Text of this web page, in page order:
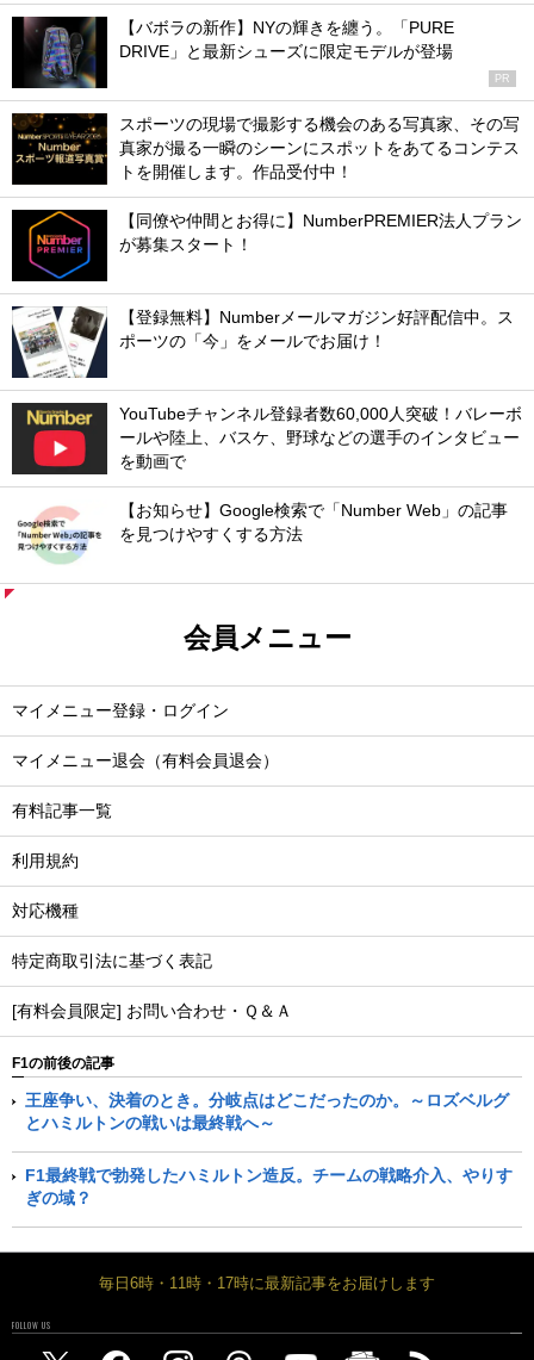
【バボラの新作】NYの輝きを纏う。「PURE
DRIVE」と最新シューズに限定モデルが登場
PR
スポーツの現場で撮影する機会のある写真家、その写
真家が撮る一瞬のシーンにスポットをあてるコンテス
トを開催します。作品受付中！
【同僚や仲間とお得に】NumberPREMIER法人プラン
が募集スタート！
【登録無料】Numberメールマガジン好評配信中。ス
ポーツの「今」をメールでお届け！
YouTubeチャンネル登録者数60,000人突破！バレーボ
ールや陸上、バスケ、野球などの選手のインタビュー
を動画で
【お知らせ】Google検索で「Number Web」の記事
を見つけやすくする方法
会員メニュー
マイメニュー登録・ログイン
マイメニュー退会（有料会員退会）
有料記事一覧
利用規約
対応機種
特定商取引法に基づく表記
[有料会員限定] お問い合わせ・Ｑ＆Ａ
F1の前後の記事
王座争い、決着のとき。分岐点はどこだったのか。～ロズベルグ
とハミルトンの戦いは最終戦へ～
F1最終戦で勃発したハミルトン造反。チームの戦略介入、やりす
ぎの域？
毎日6時・11時・17時に最新記事をお届けします
FOLLOW US